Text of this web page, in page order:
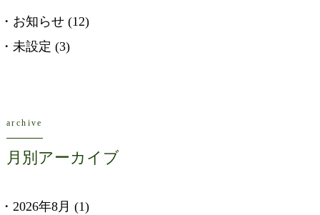
お知らせ (12)
未設定 (3)
archive
月別アーカイブ
2026年8月 (1)